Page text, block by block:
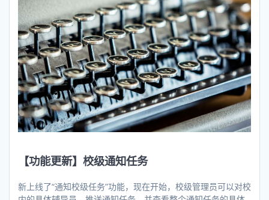
【功能更新】校级通知任务
新上线了“通知校级任务”功能，现在开始，校级管理员可以对校